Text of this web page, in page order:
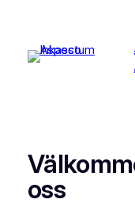
innehåll
oss